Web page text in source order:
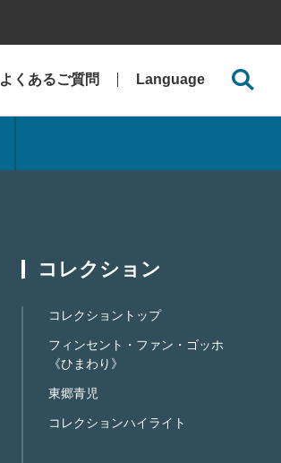
よくあるご質問 Language
コレクション
コレクショントップ
フィンセント・ファン・ゴッホ
《ひまわり》
東郷青児
コレクションハイライト